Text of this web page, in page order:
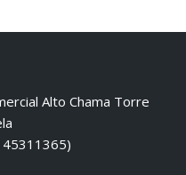
Alto Chama Torre